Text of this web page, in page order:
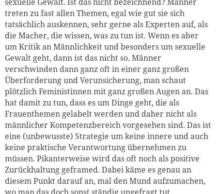
treten zu fast allen Themen, egal wie gut sie sich
tatsächlich auskennen, sehr gerne als Experten auf, als
die Macher, die wissen, was zu tun ist. Wenn es aber
um Kritik an Männlichkeit und besonders um sexuelle
Gewalt geht, dann ist das nicht so. Männer
verschwinden dann ganz oft in einer ganz großen
Überforderung und Verunsicherung, man schaut
plötzlich Feministinnen mit ganz großen Augen an. Das
hat damit zu tun, dass es um Dinge geht, die als
Frauenthemen gelabelt werden und daher nicht als
männlicher Kompetenzbereich vorgesehen sind. Das ist
eine (unbewusste) Strategie um keine innere und auch
keine praktische Verantwortung übernehmen zu
müssen. Pikanterweise wird das oft noch als positive
Zurückhaltung geframed. Dabei käme es genau an
diesem Punkt darauf an, mal den Mund aufzumachen,